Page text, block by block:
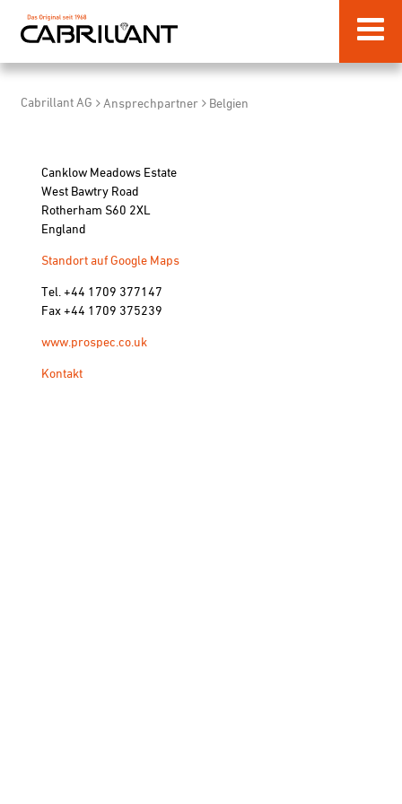
Cabrillant AG Ansprechpartner Belgien
Canklow Meadows Estate
West Bawtry Road
Rotherham S60 2XL
England
Standort auf Google Maps
Tel. +44 1709 377147
Fax +44 1709 375239
www.prospec.co.uk
Kontakt